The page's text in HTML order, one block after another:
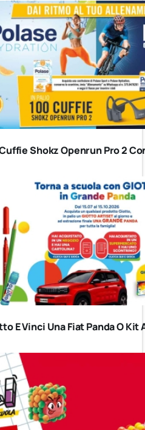
Shokz Openrun Pro 2
E Vinci Una Fiat Panda O